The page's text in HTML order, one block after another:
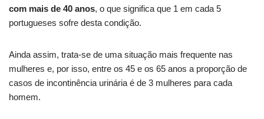
com mais de 40 anos, o que significa que 1 em cada 5
portugueses sofre desta condição.
Ainda assim, trata-se de uma situação mais frequente nas
mulheres e, por isso, entre os 45 e os 65 anos a proporção de
casos de incontinência urinária é de 3 mulheres para cada
homem.